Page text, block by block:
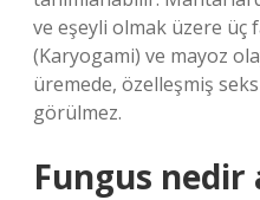
ve eşeyli olmak üzere üç
(Karyogami) ve mayoz
üremede, özelleşmiş
görülmez.
Fungus